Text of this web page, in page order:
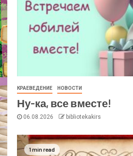
КРАЕВЕДЕНИЕ НОВОСТИ
Ну-ка, все вместе!
06.08.2026 bibliotekakirs
1 min read